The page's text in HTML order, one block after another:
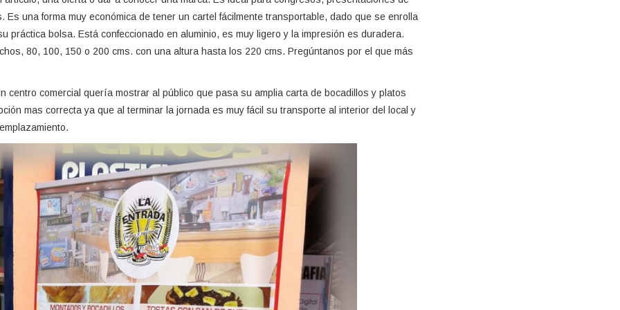
Es una forma muy económica de tener un cartel fácilmente transportable, dado que se enrolla
práctica bolsa. Está confeccionado en aluminio, es muy ligero y la impresión es duradera.
80, 100, 150 o 200 cms. con una altura hasta los 220 cms. Pregúntanos por el que más
centro comercial quería mostrar al público que pasa su amplia carta de bocadillos y platos
mas correcta ya que al terminar la jornada es muy fácil su transporte al interior del local y